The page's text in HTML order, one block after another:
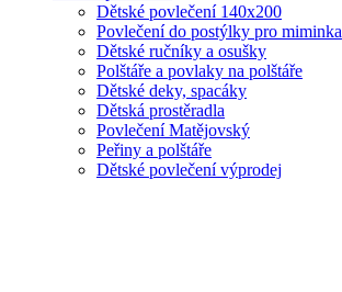
Dětské povlečení 140x200
Povlečení do postýlky pro miminka
Dětské ručníky a osušky
Polštáře a povlaky na polštáře
Dětské deky, spacáky
Dětská prostěradla
Povlečení Matějovský
Peřiny a polštáře
Dětské povlečení výprodej